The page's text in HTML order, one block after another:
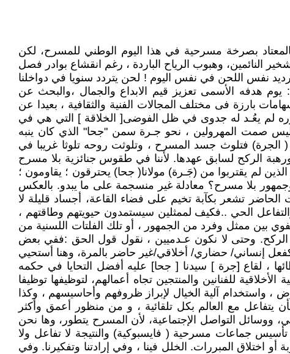
بصرخة مسرحية في هذا اليوم الوطني للمسرح، لكن
وهبوب الرياح الباردة ، رغم انقشاع بوادر فصل
نفس اللحن في نفس اليوم ! لحن يتردد سنويا في دواخلنا
يوم هدفه الأسمى تعزيز قيم الابداع والجمال ،والبحث عن
بارزة فى مختلف المجالات الفنية والثقافية ، بعيدا عن
لم يعُـد له جدوى في ظل الفوضى[ الخلاقة ] التي هي في
صمت المهرولين ، نحو جـرة سمن "جحا" الذي كان ينبه
فتلوث جسد المسرح ، وتلوثت روحه تلوثا غريبا في
الركح لسابق عهدها. لأننا في طقوس جنائزية بلا مسرح
لم يقتربوا من (جَـرة) مولانا( جحا) يحترقون ؛ يقاومون ؛
بلا مسرح؟ معادلة غير منسجمة على ما يبدو. بالعكس
تشعر بكآبة تخيم على فضاء القاعة، أجساد قليلة لا
الحي ..فكيف لممثلين سيستمدون حيويتهم وطاقتهم ،
بين ممثل وفرد من الجمهور ، أو تلك الفلتات اللسنية من
وحتى لا نكون عـدميين ، نقول قول الحق :ففي بعض
إنساني/ حضاري/ أخلاقي/غير حاضر بالمرة، وهنا أستحيي
، لقاع [جرة ] سيدنا [ جحا] عليه أفضل التحايا في حكمه
للفنانين والمنتجين تجاه أعمالهم، لتوظيفها توظيفا
، واستخدام آلية الخيال لإبراز ظروفهم وأحاسيسهم ، وكذا
بأن يتفاعل مع العالم بكل تلقائية ، و من منظور أعمق وأكثر
ووسائل التواصل الإجتماعية، لأن المسرح يتطور، وها نحن
جماعات مسرحية ( فايسبوكية) والنتيجة لا تفاعل ولا
اختلاق المبررات. الخلل فينا ، وفي إرادتنا وتفكيرنا. وفي